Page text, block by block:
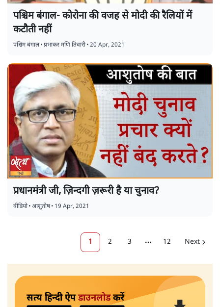
पश्चिम बंगाल- कोरोना की वजह से मोदी की रैलियों में
कटौती नहीं
पश्चिम बंगाल•प्रभाकर मणि तिवारी•20 Apr, 2021
प्रधानमंत्री जी, ज़िन्दगी ज़रूरी है या चुनाव?
वीडियो•आशुतोष• 19 Apr, 2021
1 2 3 More pages
12 Next
सत्य हिन्दी ऐपडाउनलोडकरें